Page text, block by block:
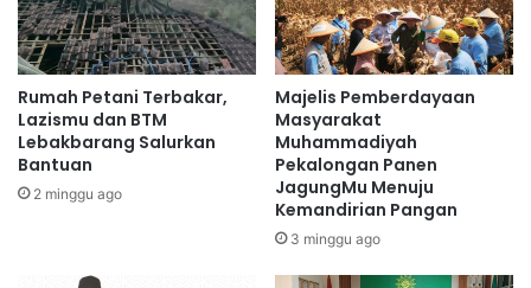
Rumah Petani Terbakar,
Lazismu dan BTM
Lebakbarang Salurkan
Bantuan
2 minggu ago
Majelis Pemberdayaan
Masyarakat
Muhammadiyah
Pekalongan Panen
JagungMu Menuju
Kemandirian Pangan
3 minggu ago